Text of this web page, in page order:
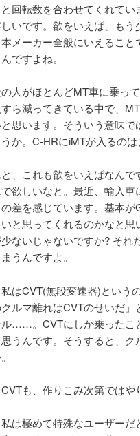
回転数を合わせてくれて
しいです。欲をいえば、も
メーカー全般にいえるこ
ですよね。
人がほとんどMT車に乗っ
ら減ってきている中で、
と思います。そういう意味
か。C-HRにiMTが入るのは
、これも欲をいえばなん
欲しいなと。最近、輸入
差を感じています。基本
と思ってくれるのかなと
ないじゃないですか? それ
うんですよ。
はCVT(無段変速器)という
クルマ離れはCVTのせいだ
ル……。CVTにしか乗ったこ
うんです。そうすると、
も、作りこみ次第ではや
は極めて特殊なユーザー